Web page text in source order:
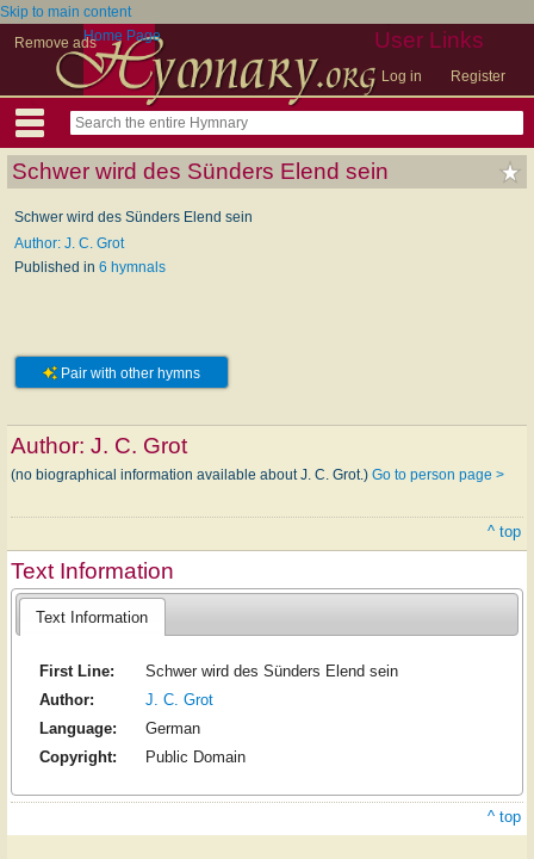
Skip to main content
Remove ads
User Links
Log in Register
Home Page
Schwer wird des Sünders Elend sein
Schwer wird des Sünders Elend sein
Author: J. C. Grot
Published in 6 hymnals
Pair with other hymns
Author: J. C. Grot
(no biographical information available about J. C. Grot.) Go to person page >
^ top
Text Information
Text Information
First Line:
Schwer wird des Sünders Elend sein
Author:
J. C. Grot
Language:
German
Copyright:
Public Domain
^ top